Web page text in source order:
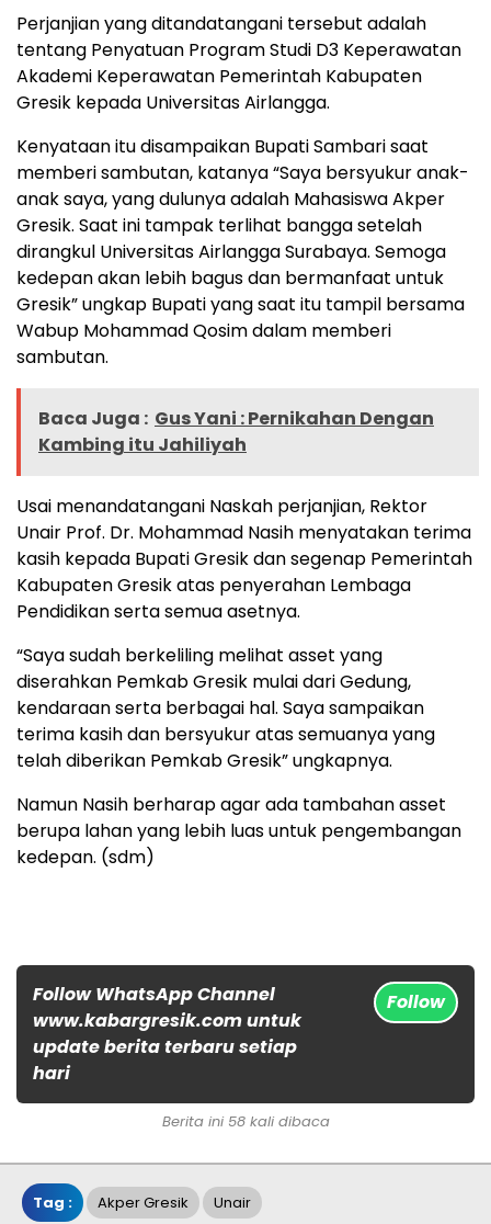
Perjanjian yang ditandatangani tersebut adalah
tentang Penyatuan Program Studi D3 Keperawatan
Akademi Keperawatan Pemerintah Kabupaten
Gresik kepada Universitas Airlangga.
Kenyataan itu disampaikan Bupati Sambari saat
memberi sambutan, katanya “Saya bersyukur anak-
anak saya, yang dulunya adalah Mahasiswa Akper
Gresik. Saat ini tampak terlihat bangga setelah
dirangkul Universitas Airlangga Surabaya. Semoga
kedepan akan lebih bagus dan bermanfaat untuk
Gresik” ungkap Bupati yang saat itu tampil bersama
Wabup Mohammad Qosim dalam memberi
sambutan.
Baca Juga : Gus Yani : Pernikahan Dengan
Kambing itu Jahiliyah
Usai menandatangani Naskah perjanjian, Rektor
Unair Prof. Dr. Mohammad Nasih menyatakan terima
kasih kepada Bupati Gresik dan segenap Pemerintah
Kabupaten Gresik atas penyerahan Lembaga
Pendidikan serta semua asetnya.
“Saya sudah berkeliling melihat asset yang
diserahkan Pemkab Gresik mulai dari Gedung,
kendaraan serta berbagai hal. Saya sampaikan
terima kasih dan bersyukur atas semuanya yang
telah diberikan Pemkab Gresik” ungkapnya.
Namun Nasih berharap agar ada tambahan asset
berupa lahan yang lebih luas untuk pengembangan
kedepan. (sdm)
Follow WhatsApp Channel
www.kabargresik.com untuk
update berita terbaru setiap
hari
Follow
Berita ini 58 kali dibaca
Tag : Akper Gresik Unair